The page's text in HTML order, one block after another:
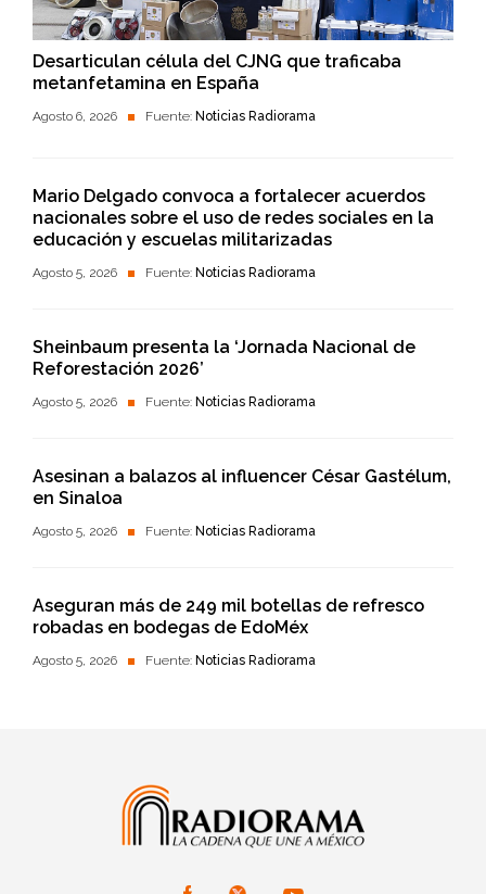
Desarticulan célula del CJNG que traficaba
metanfetamina en España
Agosto 6, 2026 Fuente: Noticias Radiorama
Mario Delgado convoca a fortalecer acuerdos
nacionales sobre el uso de redes sociales en la
educación y escuelas militarizadas
Agosto 5, 2026 Fuente: Noticias Radiorama
Sheinbaum presenta la ‘Jornada Nacional de
Reforestación 2026’
Agosto 5, 2026 Fuente: Noticias Radiorama
Asesinan a balazos al influencer César Gastélum,
en Sinaloa
Agosto 5, 2026 Fuente: Noticias Radiorama
Aseguran más de 249 mil botellas de refresco
robadas en bodegas de EdoMéx
Agosto 5, 2026 Fuente: Noticias Radiorama